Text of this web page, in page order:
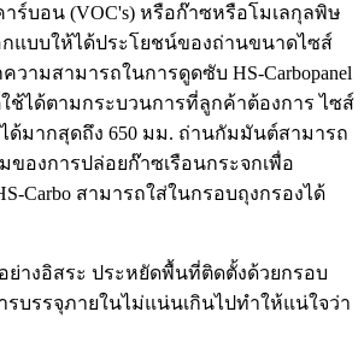
ร์บอน (VOC's) หรือก๊าซหรือโมเลกุลพิษ
แบบให้ได้ประโยชน์ของถ่านขนาดไซส์
วามสามารถในการดูดซับ HS-Carbopanel
ช้ได้ตามกระบวนการที่ลูกค้าต้องการ ไซส์
ด้มากสุดถึง 650 มม. ถ่านกัมมันต์สามารถ
ของการปล่อยก๊าซเรือนกระจกเพื่อ
Carbo สามารถใส่ในกรอบถุงกรองได้
ย่างอิสระ ประหยัดพื้นที่ติดตั้งด้วยกรอบ
บรรจุภายในไม่แน่นเกินไปทำให้แน่ใจว่า